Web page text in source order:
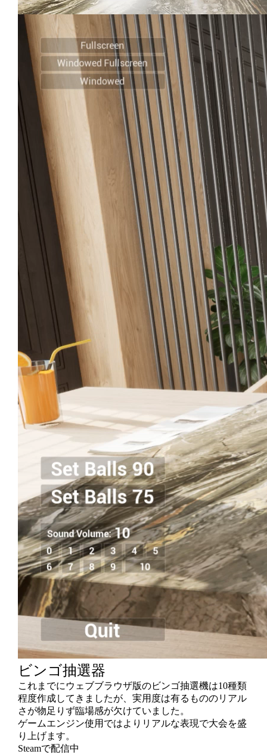
ビンゴ抽選器
これまでにウェブブラウザ版のビンゴ抽選機は10種類
程度作成してきましたが、実用度は有るもののリアル
さが物足りず臨場感が欠けていました。
ゲームエンジン使用ではよりリアルな表現で大会を盛
り上げます。
Steamで配信中